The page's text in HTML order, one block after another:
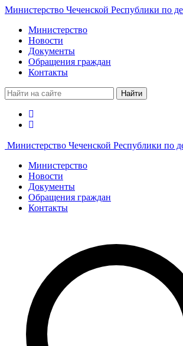
Министерство Чеченской Республики по
Министерство
Новости
Документы
Обращения граждан
Контакты
Найти
Министерство Чеченской Республики по
Министерство
Новости
Документы
Обращения граждан
Контакты